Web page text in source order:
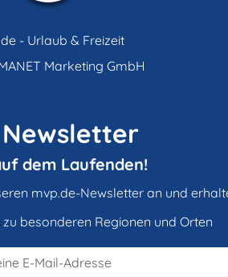
- Urlaub & Freizeit
Marketing GmbH
Newsletter
dem Laufenden!
mvp.de-Newsletter an und
zu besonderen Regionen und Orten